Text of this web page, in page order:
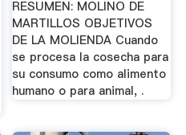
RESUMEN: MOLINO DE
MARTILLOS OBJETIVOS
DE LA MOLIENDA Cuando
se procesa la cosecha para
su consumo como alimento
humano o para animal, .